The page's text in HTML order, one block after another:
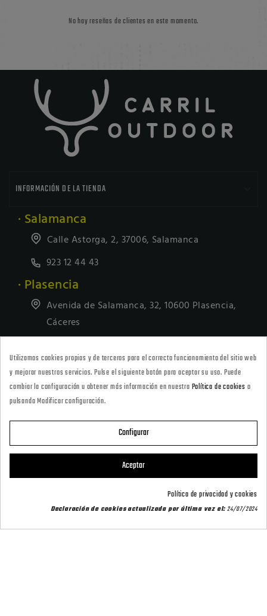
No hay reseñas de clientes en este momento.
INFORMACIÓN DE LA TIENDA
· Salamanca
Calle Astorga, 2, 37006, Salamanca
923 12 44 43
· Plasencia
Avenida de Salamanca, 32, 10600 Plasencia,
Cáceres
· Tienda Online
marketing@armeriacarril.com
CATEGORÍAS 

CARRIL OUTDOOR 
Utilizamos cookies propias y de terceros para el correcto funcionamiento del sitio web
y mejorar nuestros servicios. Pulse el siguiente botón para aceptar su uso. Puede
cambiar la configuración u obtener más información en nuestra Política de cookies o
pulsando Modificar configuración.
Configurar
Aceptar
Política de privacidad y cookies
Declaración de cookies actualizada por última vez el:24/07/2024